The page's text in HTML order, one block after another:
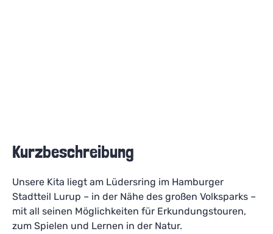
Kurzbeschreibung
Unsere Kita liegt am Lüdersring im Hamburger
Stadtteil Lurup – in der Nähe des großen Volksparks –
mit all seinen Möglichkeiten für Erkundungstouren,
zum Spielen und Lernen in der Natur.